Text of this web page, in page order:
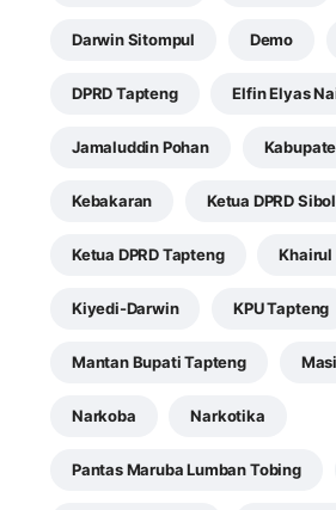
Darwin Sitompul Demo
DPRD Tapteng Elfin Elyas
Jamaluddin Pohan
Kebakaran Ketua DPRD
Ketua DPRD Tapteng Khairul
Kiyedi-Darwin KPU Tapteng
Mantan Bupati Tapteng
Narkoba Narkotika
Pantas Maruba Lumban Tobing